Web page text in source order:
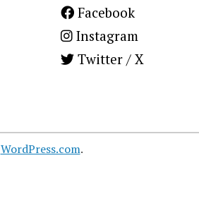
Facebook
Instagram
Twitter / X
WordPress.com.